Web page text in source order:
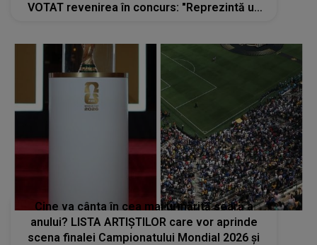
VOTAT revenirea în concurs: "Reprezintă un
Cine va cânta în cea mai urmărită seară a
anului? LISTA ARTIȘTILOR care vor aprinde
scena finalei Campionatului Mondial 2026 și